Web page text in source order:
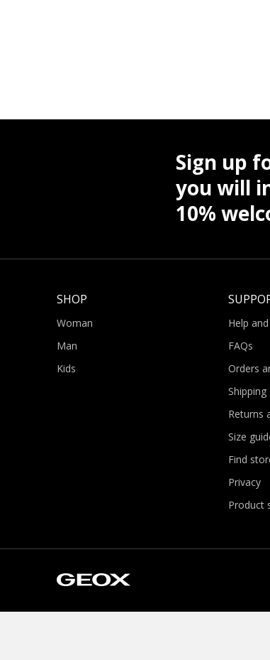
Sign up
you will
10%
SHOP
Woman
Man
Kids
Help
FAQs
Orders
Shipping
Returns
Size
Find
Privacy
Product